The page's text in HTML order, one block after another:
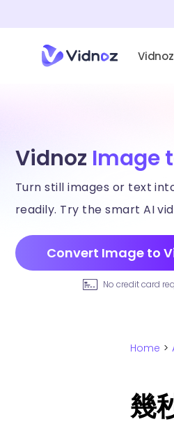
Vidnoz Image
Turn still images or text
readily. Try the smart AI
Convert Image to
No credit card
Home >
幾